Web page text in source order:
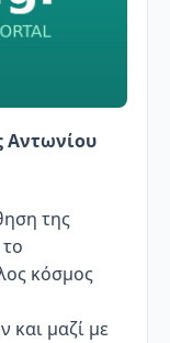
Αντωνίου
της
κόσμος
και μαζί με